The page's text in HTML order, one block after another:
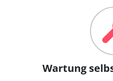
Wartung